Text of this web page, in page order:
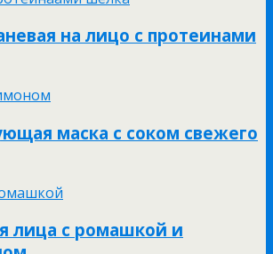
на лицо с протеинами
маска с соком свежего
лица с ромашкой и